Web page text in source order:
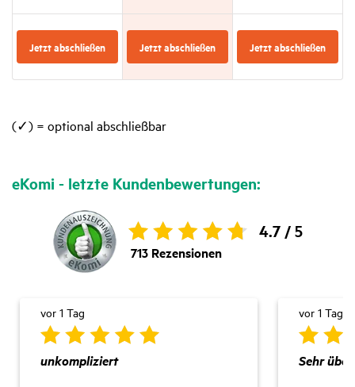
zutref­
fend
Jetzt abschließen Jetzt abschließen Jetzt abschließen
(✓) = optional abschließbar
eKomi - letzte Kunden­be­wer­tungen:
vor 1 Tag
unkompliziert
vor 1 Tag
Sehr
4.7 /5
713 Rezensionen